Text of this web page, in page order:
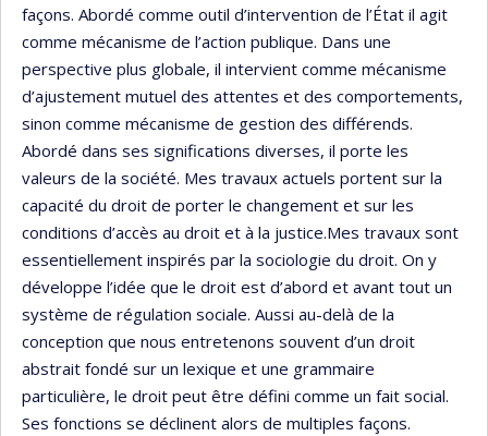
façons. Abordé comme outil d’intervention de l’État il agit
comme mécanisme de l’action publique. Dans une
perspective plus globale, il intervient comme mécanisme
d’ajustement mutuel des attentes et des comportements,
sinon comme mécanisme de gestion des différends.
Abordé dans ses significations diverses, il porte les
valeurs de la société. Mes travaux actuels portent sur la
capacité du droit de porter le changement et sur les
conditions d’accès au droit et à la justice.Mes travaux sont
essentiellement inspirés par la sociologie du droit. On y
développe l’idée que le droit est d’abord et avant tout un
système de régulation sociale. Aussi au-delà de la
conception que nous entretenons souvent d’un droit
abstrait fondé sur un lexique et une grammaire
particulière, le droit peut être défini comme un fait social.
Ses fonctions se déclinent alors de multiples façons.